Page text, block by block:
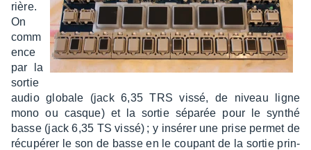
rière.
On
comm
ence
par la
sortie
audio globale (jack 6,35 TRS vissé, de niveau ligne
mono ou casque) et la sortie sépa­rée pour le synthé
basse (jack 6,35 TS vissé) ; y insé­rer une prise permet de
récu­pé­rer le son de basse en le coupant de la sortie prin­